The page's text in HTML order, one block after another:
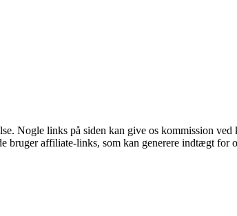
Nogle links på siden kan give os kommission ved
bruger affiliate-links, som kan generere indtægt for